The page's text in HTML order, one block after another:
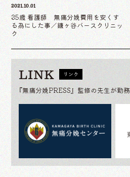
2021.10.01
35歳 看護師 無痛分娩費用を安くす
る為にした事／鎌ヶ谷バースクリニッ
ク
LINK リンク
『無痛分娩PRESS』監修の先生が勤